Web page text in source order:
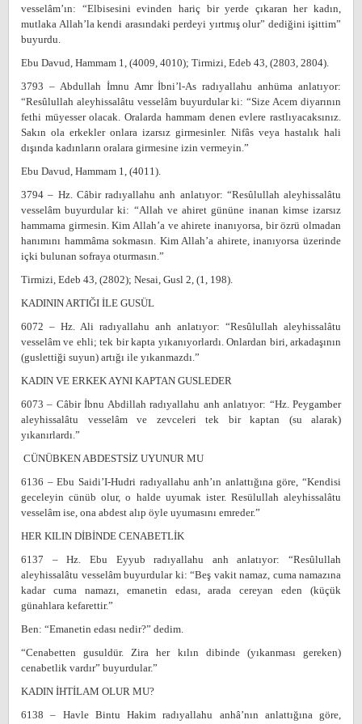
vesselâm’ın: “Elbisesini evinden hariç bir yerde çıkaran her kadın,
mutlaka Allah’la kendi arasındaki perdeyi yırtmış olur” dediğini işittim”
buyurdu.
Ebu Davud, Hammam 1, (4009, 4010); Tirmizi, Edeb 43, (2803, 2804).
3793 – Abdullah İmnu Amr İbni’l-As radıyallahu anhüma anlatıyor:
“Resûlullah aleyhissalâtu vesselâm buyurdular ki: “Size Acem diyarının
fethi müyesser olacak. Oralarda hammam denen evlere rastlıyacaksınız.
Sakın ola erkekler onlara izarsız girmesinler. Nifâs veya hastalık hali
dışında kadınların oralara girmesine izin vermeyin.”
Ebu Davud, Hammam 1, (4011).
3794 – Hz. Câbir radıyallahu anh anlatıyor: “Resûlullah aleyhissalâtu
vesselâm buyurdular ki: “Allah ve ahiret gününe inanan kimse izarsız
hammama girmesin. Kim Allah’a ve ahirete inanıyorsa, bir özrü olmadan
hanımını hammâma sokmasın. Kim Allah’a ahirete, inanıyorsa üzerinde
içki bulunan sofraya oturmasın.”
Tirmizi, Edeb 43, (2802); Nesai, Gusl 2, (1, 198).
KADININ ARTIĞI İLE GUSÜL
6072 – Hz. Ali radıyallahu anh anlatıyor: “Resûlullah aleyhissalâtu
vesselâm ve ehli; tek bir kapta yıkanıyorlardı. Onlardan biri, arkadaşının
(guslettiği suyun) artığı ile yıkanmazdı.”
KADIN VE ERKEK AYNI KAPTAN GUSLEDER
6073 – Câbir İbnu Abdillah radıyallahu anh anlatıyor: “Hz. Peygamber
aleyhissalâtu vesselâm ve zevceleri tek bir kaptan (su alarak)
yıkanırlardı.”
CÜNÜBKEN ABDESTSİZ UYUNUR MU
6136 – Ebu Saidi’I-Hudri radıyallahu anh’ın anlattığına göre, “Kendisi
geceleyin cünüb olur, o halde uyumak ister. Resülullah aleyhissalâtu
vesselâm ise, ona abdest alıp öyle uyumasını emreder.”
HER KILIN DİBİNDE CENABETLİK
6137 – Hz. Ebu Eyyub radıyallahu anh anlatıyor: “Resûlullah
aleyhissalâtu vesselâm buyurdular ki: “Beş vakit namaz, cuma namazına
kadar cuma namazı, emanetin edası, arada cereyan eden (küçük
günahlara kefarettir.”
Ben: “Emanetin edası nedir?” dedim.
“Cenabetten gusuldür. Zira her kılın dibinde (yıkanması gereken)
cenabetlik vardır” buyurdular.”
KADIN İHTİLAM OLUR MU?
6138 – Havle Bintu Hakim radıyallahu anhâ’nın anlattığına göre,